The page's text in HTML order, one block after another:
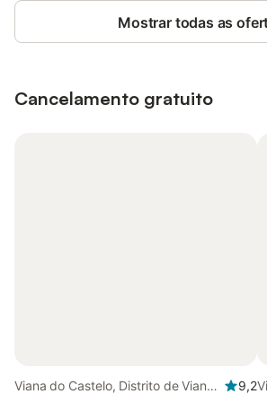
Mostrar todas as
Cancelamento gratuito
Viana do Castelo, Distrito de Viana
9,2